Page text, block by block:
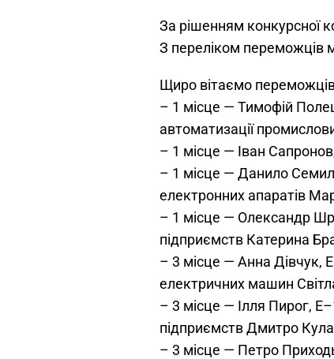
За рішенням конкурсної
З переліком переможців
Щиро вітаємо
– 1 місце — Тимофій
автоматизації
– 1 місце — Іван
– 1 місце — Данило
електронних апаратів
– 1 місце — Олександр
підприємств Катерина
– 3 місце — Анна Дівчук,
електричних машин
– 3 місце — Ілля Пирог,
підприємств Дмитро
– 3 місце — Петро